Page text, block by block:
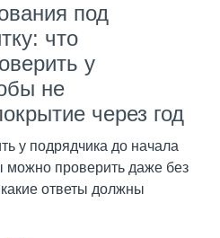
под
что
у
не
через год
у подрядчика до начала
можно проверить даже без
ответы должны